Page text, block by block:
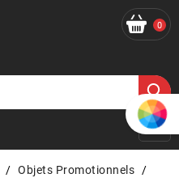
0
Objets Promotionnels